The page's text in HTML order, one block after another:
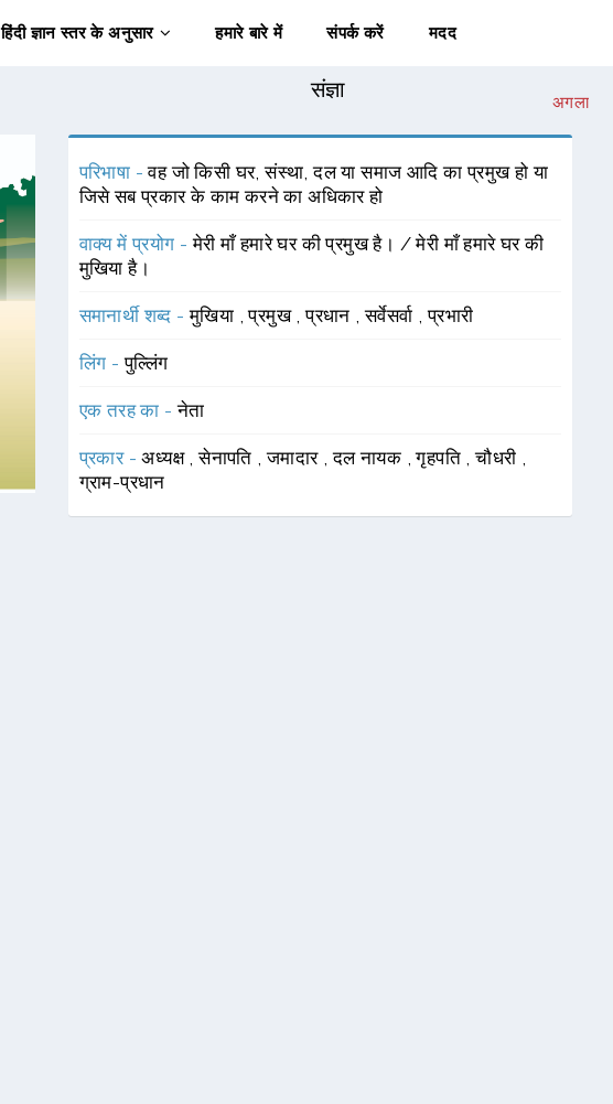
हिंदी ज्ञान स्तर के अनुसार हमारे बारे में संपर्क करें मदद
संज्ञा
अगला
परिभाषा -वह जो किसी घर, संस्था, दल या समाज आदि का प्रमुख हो या
जिसे सब प्रकार के काम करने का अधिकार हो
वाक्य में प्रयोग -मेरी माँ हमारे घर की प्रमुख है। / मेरी माँ हमारे घर की
मुखिया है।
समानार्थी शब्द -मुखिया ,प्रमुख ,प्रधान ,सर्वेसर्वा ,प्रभारी
लिंग -पुल्लिंग
एक तरह का -नेता
प्रकार -अध्यक्ष ,सेनापति ,जमादार ,दल नायक ,गृहपति ,चौधरी ,
ग्राम-प्रधान